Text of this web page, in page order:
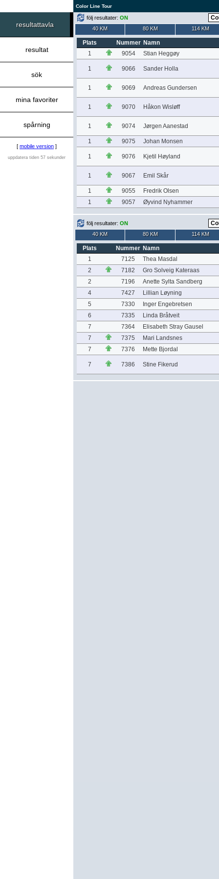
Color Line Tour
resultattavla
resultat
sök
mina favoriter
spårning
[ mobile version ]
uppdatera tiden 57 sekunder
följ resultater: ON
40 KM
80 KM 114 KM
Plats Nummer Namn
1
9054 Stian Heggøy
1 9066 Sander Holla
1 9069 Andreas Gundersen
1 9070 Håkon Wisløff
1 9074 Jørgen Aanestad
1 9075 Johan Monsen
1 9076 Kjetil Høyland
1 9067 Emil Skår
1 9055
Fredrik Olsen
1
9057 Øyvind Nyhammer
följ resultater: ON
40 KM
80 KM 114 KM
Plats Nummer Namn
1
7125
Thea Masdal
2
7182
Gro Solveig Kateraas
2
7196
Anette Sylta Sandberg
4
7427
Lillian Løyning
5
7330
Inger Engebretsen
6
7335
Linda Bråtveit
7
7364
Elisabeth Stray Gausel
7
7375
Mari Landsnes
7
7376 Mette Bjordal
7 7386 Stine Fikerud